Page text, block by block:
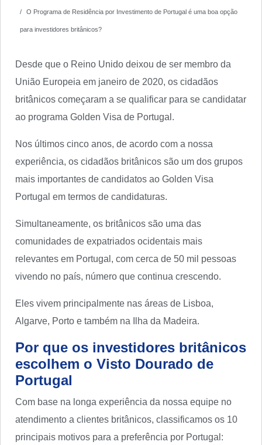
O Programa de Residência por Investimento de Portugal é uma boa opção
para investidores britânicos?
Desde que o Reino Unido deixou de ser membro da
União Europeia em janeiro de 2020, os cidadãos
britânicos começaram a se qualificar para se candidatar
ao programa Golden Visa de Portugal.
Nos últimos cinco anos, de acordo com a nossa
experiência, os cidadãos britânicos são um dos grupos
mais importantes de candidatos ao Golden Visa
Portugal em termos de candidaturas.
Simultaneamente, os britânicos são uma das
comunidades de expatriados ocidentais mais
relevantes em Portugal, com cerca de 50 mil pessoas
vivendo no país, número que continua crescendo.
Eles vivem principalmente nas áreas de Lisboa,
Algarve, Porto e também na Ilha da Madeira.
Por que os investidores britânicos
escolhem o Visto Dourado de
Portugal
Com base na longa experiência da nossa equipe no
atendimento a clientes britânicos, classificamos os 10
principais motivos para a preferência por Portugal: